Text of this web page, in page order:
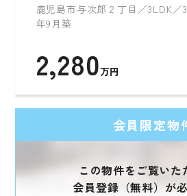
鹿児島市与次郎２丁目／3LDK／
年9月築
2,280万円
会員限定物
この物件をご覧いた
会員登録（無料）が必